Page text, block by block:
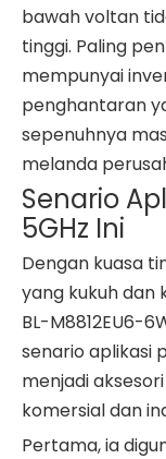
bawah voltan
tinggi. Paling
mempunyai
penghantaran
sepenuhnya
melanda
Senario
5GHz Ini
Dengan kuasa
yang kukuh dan
BL-M8812EU6-
senario aplikasi
menjadi
komersial dan
Pertama, ia